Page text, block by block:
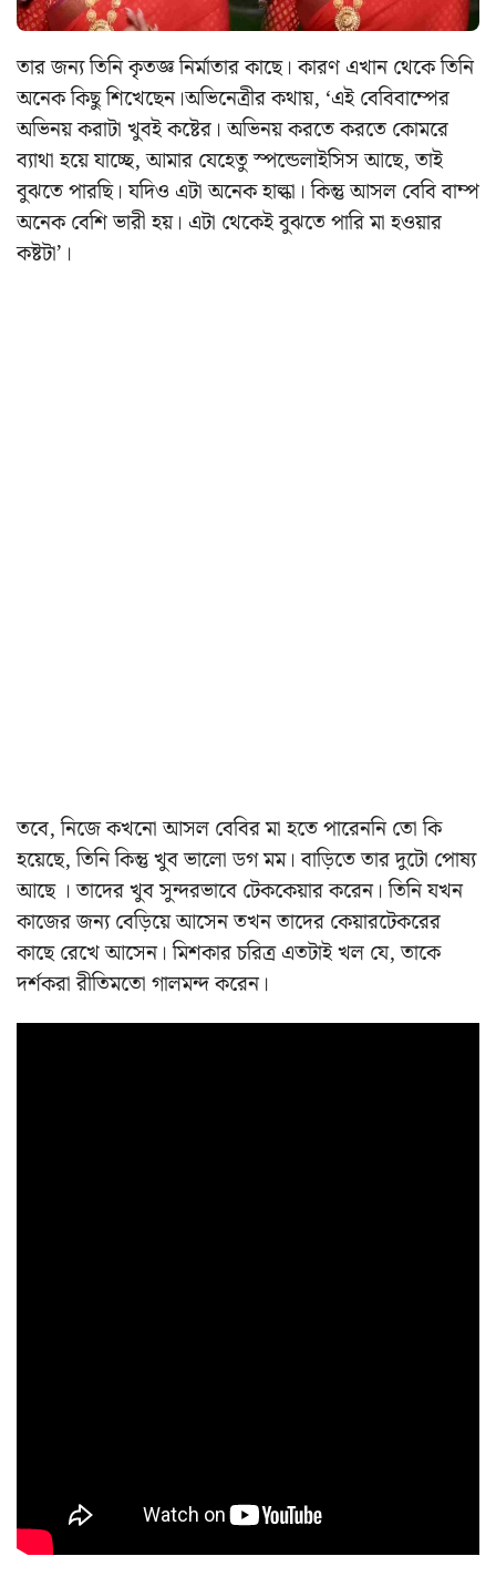
তার জন্য তিনি কৃতজ্ঞ নির্মাতার কাছে। কারণ এখান থেকে তিনি
অনেক কিছু শিখেছেন।অভিনেত্রীর কথায়, ‘এই বেবিবাম্পের
অভিনয় করাটা খুবই কষ্টের। অভিনয় করতে করতে কোমরে
ব্যাথা হয়ে যাচ্ছে, আমার যেহেতু স্পন্ডেলাইসিস আছে, তাই
বুঝতে পারছি। যদিও এটা অনেক হাল্কা। কিন্তু আসল বেবি বাম্প
অনেক বেশি ভারী হয়। এটা থেকেই বুঝতে পারি মা হওয়ার
কষ্টটা’।
তবে, নিজে কখনো আসল বেবির মা হতে পারেননি তো কি
হয়েছে, তিনি কিন্তু খুব ভালো ডগ মম। বাড়িতে তার দুটো পোষ্য
আছে । তাদের খুব সুন্দরভাবে টেককেয়ার করেন। তিনি যখন
কাজের জন্য বেড়িয়ে আসেন তখন তাদের কেয়ারটেকরের
কাছে রেখে আসেন। মিশকার চরিত্র এতটাই খল যে, তাকে
দর্শকরা রীতিমতো গালমন্দ করেন।